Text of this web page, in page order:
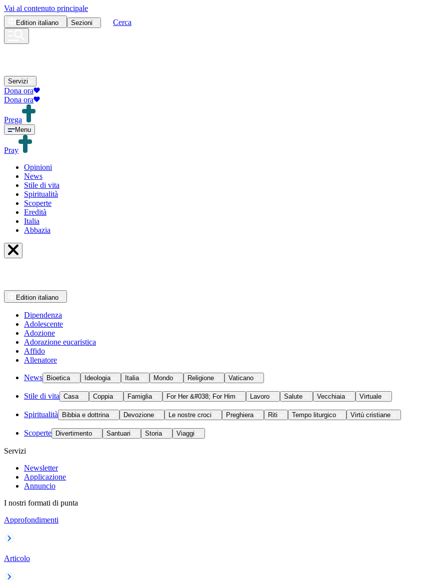
Vai al contenuto principale
Edition italiano Sezioni Cerca
Servizi
Dona ora
Dona ora
Prega
Menu
Pray
Opinioni
News
Stile di vita
Spiritualità
Scoperte
Eredità
Italia
Abbazia
Edition italiano
Dipendenza
Adolescente
Adozione
Adorazione eucaristica
Affido
Allenatore
News Bioetica Ideologia Italia Mondo Religione Vaticano
Stile di vita Casa Coppia Famiglia For Her &#038; For Him Lavoro Salute Vecchiaia Virtuale
Spiritualità Bibbia e dottrina Devozione Le nostre croci Preghiera Riti Tempo liturgico Virtù cristiane
Scoperte Divertimento Santuari Storia Viaggi
Servizi
Newsletter
Applicazione
Annuncio
I nostri formati di punta
Approfondimenti
Articolo